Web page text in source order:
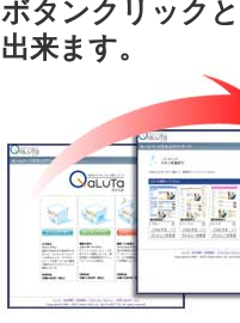
ボタンクリック
出来ます。